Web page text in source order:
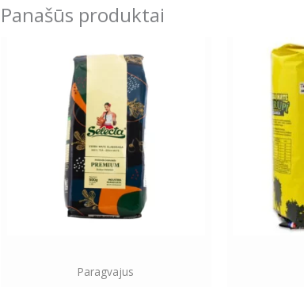
Panašūs produktai
Paragvajus